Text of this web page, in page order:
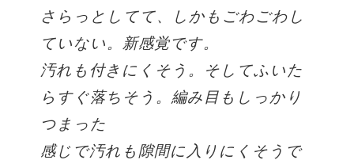
さらっとしてて、しかもごわごわし
ていない。新感覚です。
汚れも付きにくそう。そしてふいた
らすぐ落ちそう。編み目もしっかり
つまった
感じで汚れも隙間に入りにくそうで